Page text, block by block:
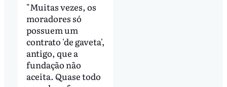
"Muitas vezes, os
moradores só
possuem um
contrato 'de gaveta',
antigo, que a
fundação não
aceita. Quase todo